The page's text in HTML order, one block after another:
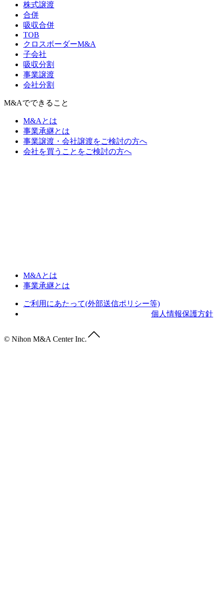
株式譲渡
合併
吸収合併
TOB
クロスボーダーM&A
子会社
吸収分割
事業譲渡
会社分割
M&Aでできること
M&Aとは
事業承継とは
事業譲渡・会社譲渡をご検討の方へ
会社を買うことをご検討の方へ
M&Aとは
事業承継とは
ご利用にあたって(外部送信ポリシー等)
個人情報保護方針
© Nihon M&A Center Inc.